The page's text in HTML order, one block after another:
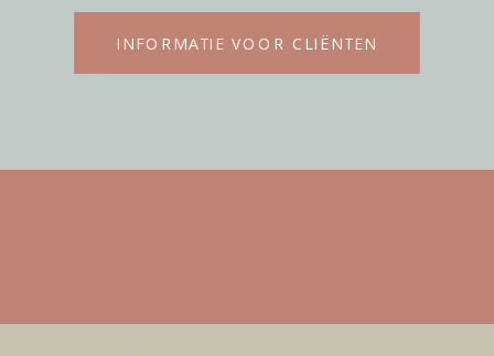
INFORMATIE VOOR CLIËNTEN